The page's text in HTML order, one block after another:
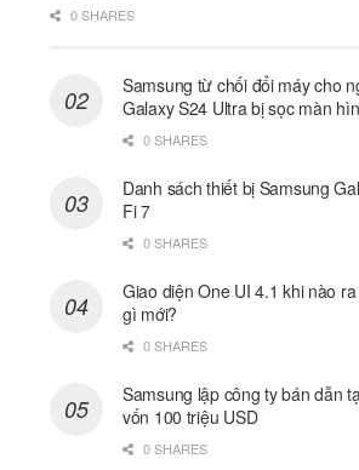
0 SHARES
Samsung từ chối đổi máy cho
Galaxy S24 Ultra bị sọc màn
0 SHARES
Danh sách thiết bị Samsung
Fi 7
0 SHARES
Giao diện One UI 4.1 khi nào
gì mới?
0 SHARES
Samsung lập công ty bán dẫn
vốn 100 triệu USD
0 SHARES